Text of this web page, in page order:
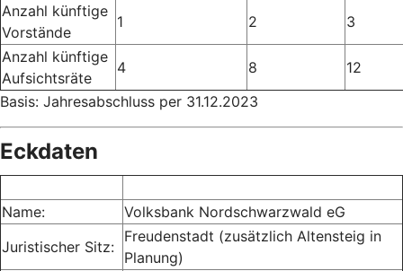
Anzahl künftige
Vorstände
1 2
3
Anzahl künftige
Aufsichtsräte
4 8
12
Basis: Jahresabschluss per 31.12.2023
Eckdaten
Name:
Volksbank Nordschwarzwald eG
Juristischer Sitz:
Freudenstadt (zusätzlich Altensteig in
Planung)